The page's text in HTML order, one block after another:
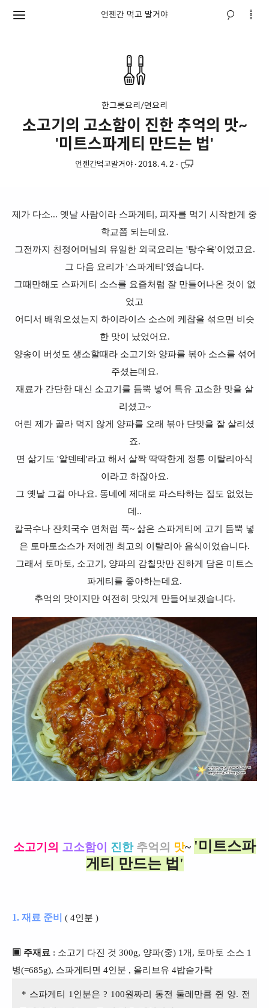
언젠간 먹고 말거야
한그릇요리/면요리
소고기의 고소함이 진한 추억의 맛~
'미트스파게티 만드는 법'
언젠간먹고말거야· 2018. 4. 2 ·
제가 다소... 옛날 사람이라 스파게티, 피자를 먹기 시작한게 중
학교쯤 되는데요.
그전까지 친정어머님의 유일한 외국요리는 '탕수육'이었고요.
그 다음 요리가 '스파게티'였습니다.
그때만해도 스파게티 소스를 요즘처럼 잘 만들어나온 것이 없
었고
어디서 배워오셨는지 하이라이스 소스에 케찹을 섞으면 비슷
한 맛이 났었어요.
양송이 버섯도 생소할때라 소고기와 양파를 볶아 소스를 섞어
주셨는데요.
재료가 간단한 대신 소고기를 듬뿍 넣어 특유 고소한 맛을 살
리셨고~
어린 제가 골라 먹지 않게 양파를 오래 볶아 단맛을 잘 살리셨
죠.
면 삶기도 '알덴테'라고 해서 살짝 딱딱한게 정통 이탈리아식
이라고 하잖아요.
그 옛날 그걸 아나요. 동네에 제대로 파스타하는 집도 없었는
데..
칼국수나 잔치국수 면처럼 푹~ 삶은 스파게티에 고기 듬뿍 넣
은 토마토소스가 저에겐 최고의 이탈리아 음식이었습니다.
그래서 토마토, 소고기, 양파의 감칠맛만 진하게 담은 미트스
파게티를 좋아하는데요.
추억의 맛이지만 여전히 맛있게 만들어보겠습니다.
소고기의 고소함이 진한 추억의 맛~ '미트스파
게티 만드는 법'
1. 재료 준비 ( 4인분 )
▣ 주재료 : 소고기 다진 것 300g, 양파(중) 1개, 토마토 소스 1
병(=685g), 스파게티면 4인분 , 올리브유 4밥숟가락
* 스파게티 1인분은 ? 100원짜리 동전 둘레만큼 쥔 양. 전